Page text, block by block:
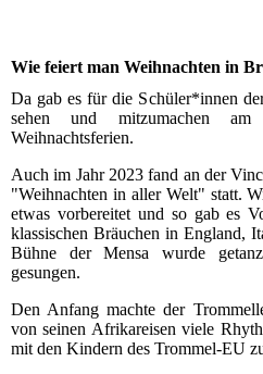
Wie feiert man Weihnachten in
Da gab es für die Schüler*innen
sehen und mitzumachen
Weihnachtsferien.
Auch im Jahr 2023 fand an der
"Weihnachten in aller Welt" statt.
etwas vorbereitet und so gab es
klassischen Bräuchen in England,
Bühne der Mensa wurde
gesungen.
Den Anfang machte der
von seinen Afrikareisen viele
mit den Kindern des Trommel-EU